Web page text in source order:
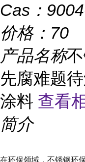
Cas：
价格： 70
产品名称
先腐难题
涂料 查看
简介
在环保领域，不锈钢环